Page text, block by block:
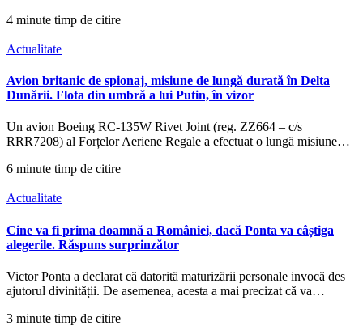
4 minute timp de citire
Actualitate
Avion britanic de spionaj, misiune de lungă durată în Delta
Dunării. Flota din umbră a lui Putin, în vizor
Un avion Boeing RC-135W Rivet Joint (reg. ZZ664 – c/s
RRR7208) al Forțelor Aeriene Regale a efectuat o lungă misiune…
6 minute timp de citire
Actualitate
Cine va fi prima doamnă a României, dacă Ponta va câștiga
alegerile. Răspuns surprinzător
Victor Ponta a declarat că datorită maturizării personale invocă des
ajutorul divinității. De asemenea, acesta a mai precizat că va…
3 minute timp de citire